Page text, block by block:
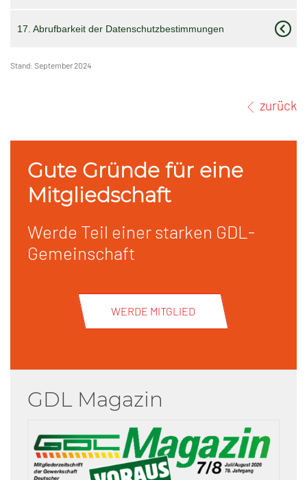
17. Abrufbarkeit der Datenschutzbestimmungen
Stand: September 2024
zurück
Gute Gründe für eine
Mitgliedschaft
Werde Teil einer starken GDL-
Gemeinschaft
WERDE MITGLIED
GDL Magazin